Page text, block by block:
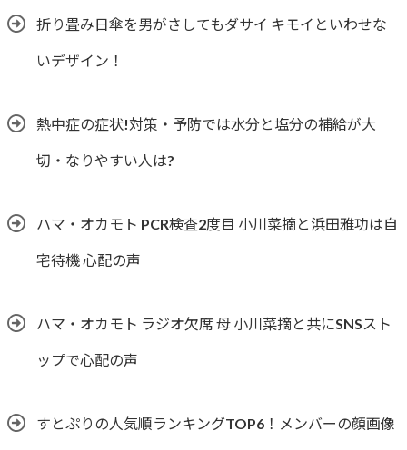
折り畳み日傘を男がさしてもダサイ キモイといわせな
いデザイン！
熱中症の症状!対策・予防では水分と塩分の補給が大
切・なりやすい人は?
ハマ・オカモト PCR検査2度目 小川菜摘と浜田雅功は自
宅待機 心配の声
ハマ・オカモト ラジオ欠席 母 小川菜摘と共にSNSスト
ップで心配の声
すとぷりの人気順ランキングTOP6！メンバーの顔画像